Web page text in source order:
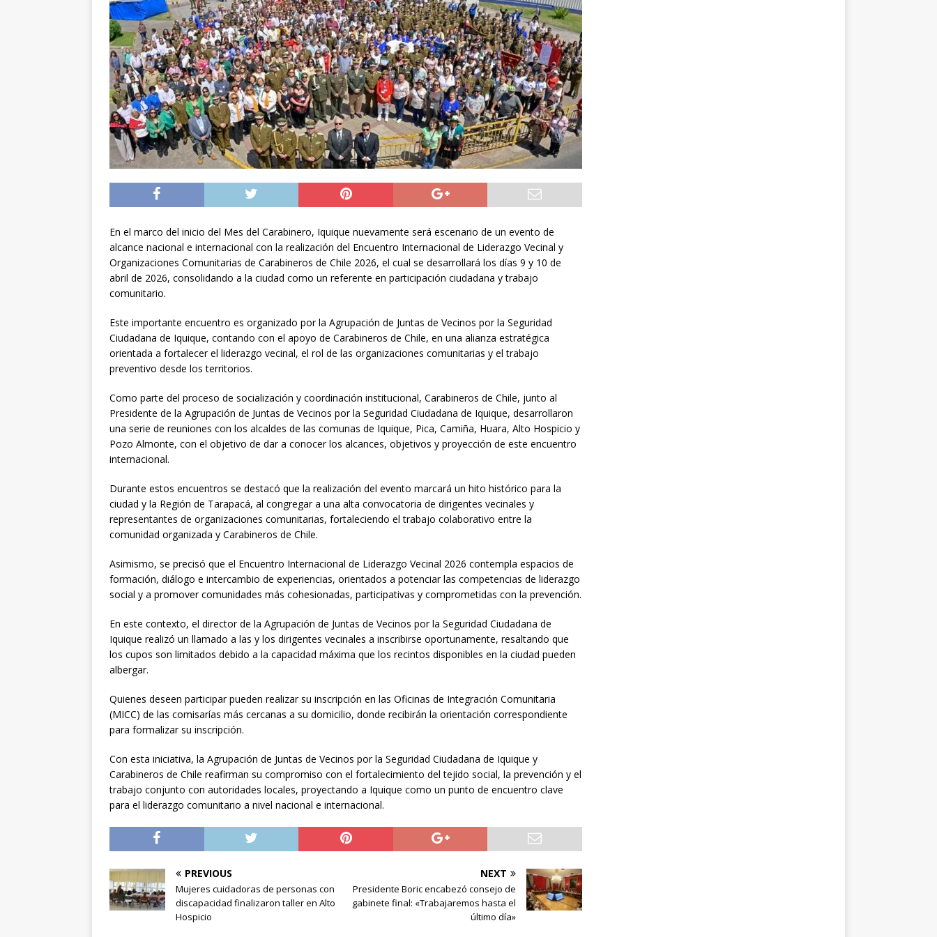
preventiva en la región
POLICIAL
[ 06/08/2026 ] El papa León XIV viajará a Uruguay, Argentina y Perú del 6 al 17 de
noviembre
INTERNACIONAL
[ 07/08/2026 ] Diputado Jofré oficia a la SCJ para fiscalizar el impacto fiscal en la
Municipalidad y el GORE Tarapacá
DEPORTES
En el marco del inicio del Mes del Carabinero, Iquique nuevamente será escenario de un evento de
alcance nacional e internacional con la realización del Encuentro Internacional de Liderazgo Vecinal y
Organizaciones Comunitarias de Carabineros de Chile 2026, el cual se desarrollará los días 9 y 10 de
abril de 2026, consolidando a la ciudad como un referente en participación ciudadana y trabajo
comunitario.
Este importante encuentro es organizado por la Agrupación de Juntas de Vecinos por la Seguridad
Ciudadana de Iquique, contando con el apoyo de Carabineros de Chile, en una alianza estratégica
orientada a fortalecer el liderazgo vecinal, el rol de las organizaciones comunitarias y el trabajo
preventivo desde los territorios.
Como parte del proceso de socialización y coordinación institucional, Carabineros de Chile, junto al
Presidente de la Agrupación de Juntas de Vecinos por la Seguridad Ciudadana de Iquique, desarrollaron
una serie de reuniones con los alcaldes de las comunas de Iquique, Pica, Camiña, Huara, Alto Hospicio y
Pozo Almonte, con el objetivo de dar a conocer los alcances, objetivos y proyección de este encuentro
internacional.
Durante estos encuentros se destacó que la realización del evento marcará un hito histórico para la
ciudad y la Región de Tarapacá, al congregar a una alta convocatoria de dirigentes vecinales y
representantes de organizaciones comunitarias, fortaleciendo el trabajo colaborativo entre la
comunidad organizada y Carabineros de Chile.
Asimismo, se precisó que el Encuentro Internacional de Liderazgo Vecinal 2026 contempla espacios de
formación, diálogo e intercambio de experiencias, orientados a potenciar las competencias de liderazgo
social y a promover comunidades más cohesionadas, participativas y comprometidas con la prevención.
En este contexto, el director de la Agrupación de Juntas de Vecinos por la Seguridad Ciudadana de
Iquique realizó un llamado a las y los dirigentes vecinales a inscribirse oportunamente, resaltando que
los cupos son limitados debido a la capacidad máxima que los recintos disponibles en la ciudad pueden
albergar.
Quienes deseen participar pueden realizar su inscripción en las Oficinas de Integración Comunitaria
(MICC) de las comisarías más cercanas a su domicilio, donde recibirán la orientación correspondiente
para formalizar su inscripción.
Con esta iniciativa, la Agrupación de Juntas de Vecinos por la Seguridad Ciudadana de Iquique y
Carabineros de Chile reafirman su compromiso con el fortalecimiento del tejido social, la prevención y el
trabajo conjunto con autoridades locales, proyectando a Iquique como un punto de encuentro clave
para el liderazgo comunitario a nivel nacional e internacional.
PREVIOUS
Mujeres cuidadoras de personas con
discapacidad finalizaron taller en Alto
Hospicio
NEXT
Presidente Boric encabezó consejo de
gabinete final: «Trabajaremos hasta el
último día»